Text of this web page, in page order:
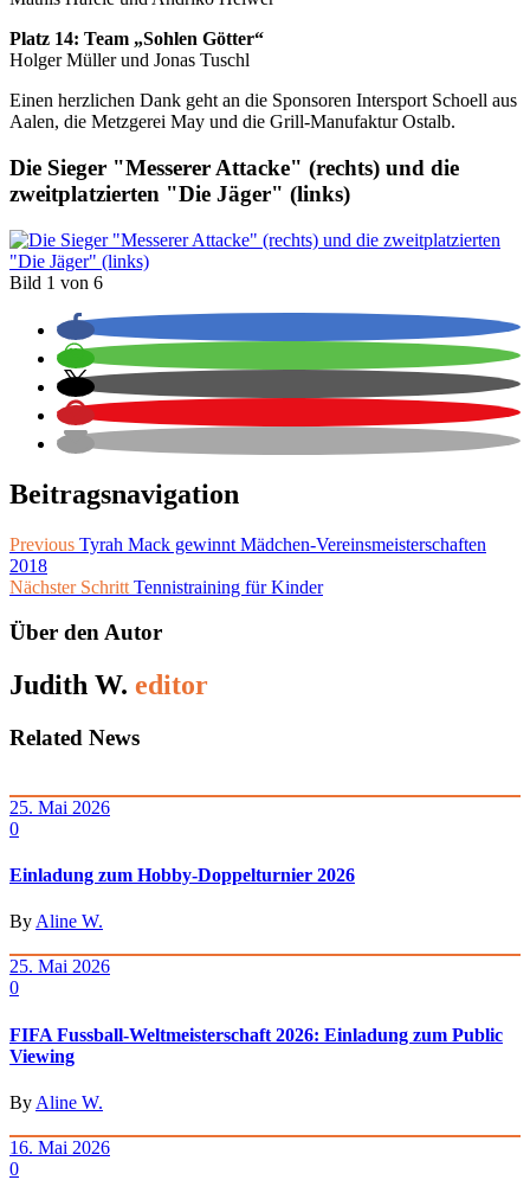
Platz 14: Team „Sohlen Götter“
Holger Müller und Jonas Tuschl
Einen herzlichen Dank geht an die Sponsoren Intersport Schoell aus
Aalen, die Metzgerei May und die Grill-Manufaktur Ostalb.
Die Sieger "Messerer Attacke" (rechts) und die
zweitplatzierten "Die Jäger" (links)
Bild 1 von 6
Beitragsnavigation
Previous Tyrah Mack gewinnt Mädchen-Vereinsmeisterschaften
2018
Nächster Schritt Tennistraining für Kinder
Über den Autor
Judith W. editor
Related News
25. Mai 2026
0
Einladung zum Hobby-Doppelturnier 2026
By Aline W.
25. Mai 2026
0
FIFA Fussball-Weltmeisterschaft 2026: Einladung zum Public
Viewing
By Aline W.
16. Mai 2026
0